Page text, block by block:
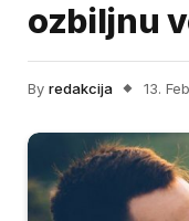
ozbiljnu
By redakcija 13.